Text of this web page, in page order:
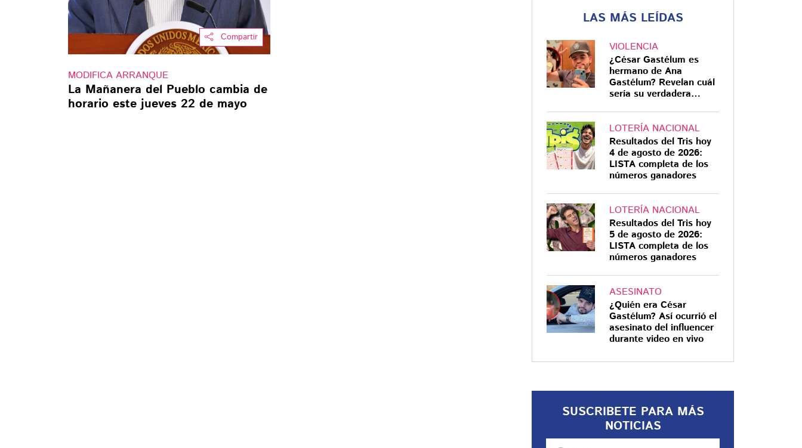
Compartir
MODIFICA ARRANQUE
La Mañanera del Pueblo cambia de
horario este jueves 22 de mayo
LAS MÁS LEÍDAS
VIOLENCIA
¿César Gastélum es
hermano de Ana
Gastélum? Revelan cuál
sería su verdadera
LOTERÍA NACIONAL
Resultados del Tris hoy
4 de agosto de 2026:
LISTA completa de los
números ganadores
LOTERÍA NACIONAL
Resultados del Tris hoy
5 de agosto de 2026:
LISTA completa de los
números ganadores
ASESINATO
¿Quién era César
Gastélum? Así ocurrió el
asesinato del influencer
durante video en vivo
SUSCRIBETE PARA MÁS
NOTICIAS